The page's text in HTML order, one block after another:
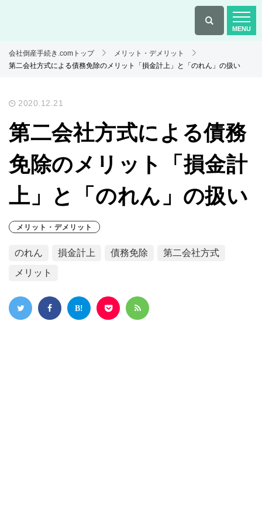
会社倒産手続き.comトップ
メリット・デメリット
第二会社方式による債務免除のメリット「損金計上」と「のれん」の扱い
2020.12.21
第二会社方式による債務
免除のメリット「損金計
上」と「のれん」の扱い
メリット・デメリット
のれん 損金計上 債務免除
第二会社方式
メリット